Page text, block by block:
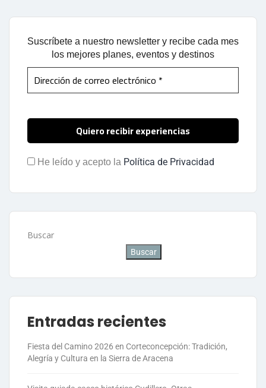
Suscríbete a nuestro newsletter y recibe cada mes
los mejores planes, eventos y destinos
He leído y acepto la Política de Privacidad
Buscar
Buscar
Entradas recientes
Fiesta del Camino 2026 en Corteconcepción: Tradición,
Alegría y Cultura en la Sierra de Aracena